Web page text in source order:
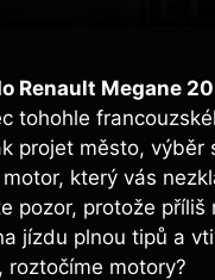
Renault Megane
tohohle
projet město, výběr
který vás
pozor, protože
jízdu plnou tipů a
roztočíme motory?